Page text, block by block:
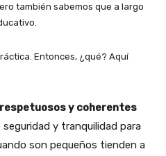
también sabemos que a largo
Entonces, ¿qué? Aquí
y coherentes
y tranquilidad para
son pequeños tienden a